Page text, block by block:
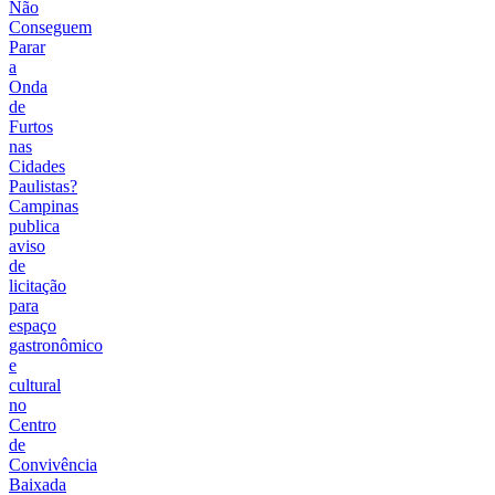
Não
Conseguem
Parar
a
Onda
de
Furtos
nas
Cidades
Paulistas?
Campinas
publica
aviso
de
licitação
para
espaço
gastronômico
e
cultural
no
Centro
de
Convivência
Baixada